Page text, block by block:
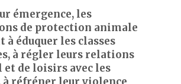
émergence, les
de protection animale
à éduquer les classes
à régler leurs relations
et de loisirs avec les